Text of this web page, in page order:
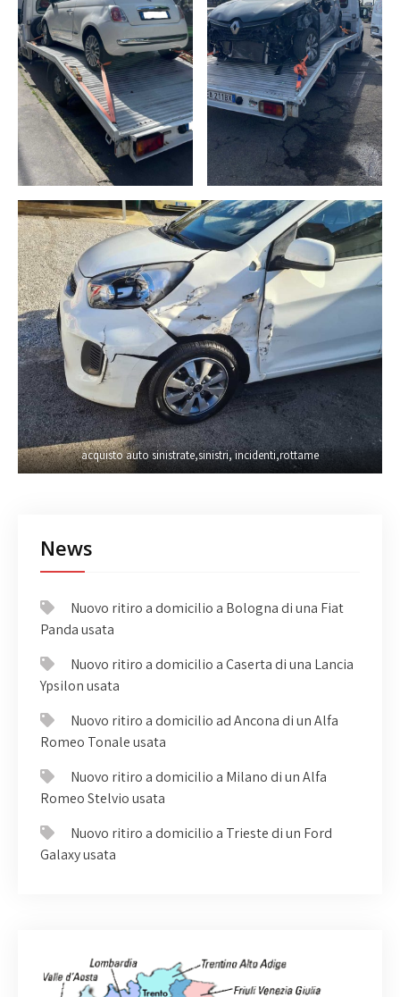
acquisto auto sinistrate,sinistri, incidenti,rottame
News
Nuovo ritiro a domicilio a Bologna di una Fiat
Panda usata
Nuovo ritiro a domicilio a Caserta di una Lancia
Ypsilon usata
Nuovo ritiro a domicilio ad Ancona di un Alfa
Romeo Tonale usata
Nuovo ritiro a domicilio a Milano di un Alfa
Romeo Stelvio usata
Nuovo ritiro a domicilio a Trieste di un Ford
Galaxy usata